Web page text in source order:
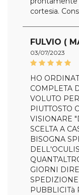
cortesia.
FULVIO (
03/07/2023
HO
COMPLETA
VOLUTO
PIUTTOSTO
VISIONARE
SCELTA A
BISOGNA
GIORNI
PUBBLICITà